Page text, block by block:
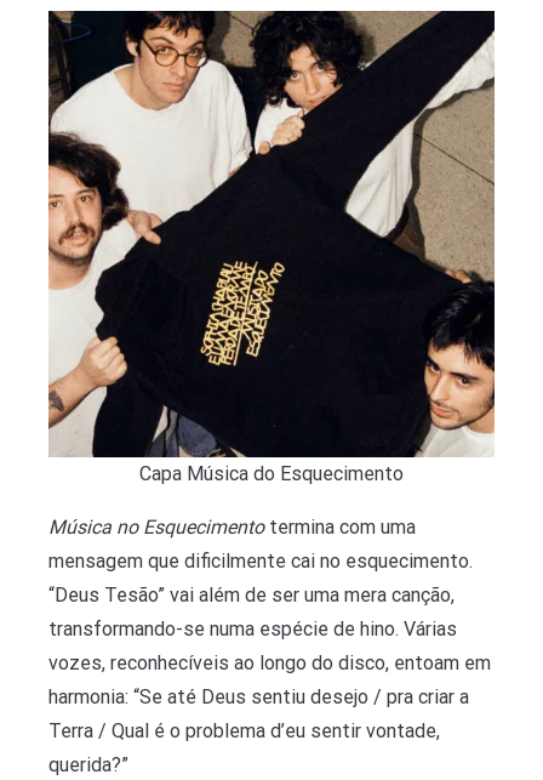
Capa Música do Esquecimento
Música no Esquecimento termina com uma
mensagem que dificilmente cai no esquecimento.
“Deus Tesão” vai além de ser uma mera canção,
transformando-se numa espécie de hino. Várias
vozes, reconhecíveis ao longo do disco, entoam em
harmonia: “Se até Deus sentiu desejo / pra criar a
Terra / Qual é o problema d’eu sentir vontade,
querida?”